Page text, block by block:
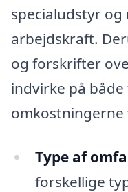
specialudstyr
arbejdskraft.
og forskrifter
indvirke på
Type af
forskellige